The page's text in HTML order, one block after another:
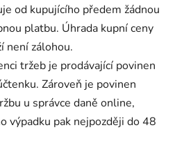
od kupujícího předem žádnou
platbu. Úhrada kupní ceny
není zálohou.
tržeb je prodávající povinen
Zároveň je povinen
u správce daně online,
výpadku pak nejpozději do 48